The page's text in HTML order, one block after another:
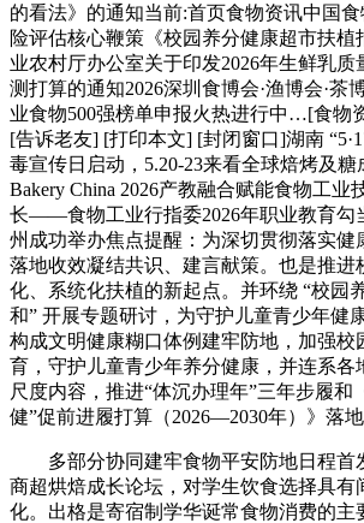
的看法》的通知当前:首页食物资讯中国
险评估核心鞭策《校园养分健康超市扶植
业农村厅办公室关于印发2026年生鲜乳
测打算的通知2026深圳食博会·渔博会·茶
业食物500强榜单申报火热进行中…[食物
[告诉老友] [打印本文] [封闭窗口]湖南
毒宣传日启动，5.20-23来看全球焙烤及糖
Bakery China 2026产教融合赋能食物工业
长——食物工业行指委2026年职业教育勾
州成功举办焦点提醒：为深切贯彻落实健
落地收效凝结共识、建言献策。也是推进
化、系统化扶植的新起点。并环绕 “校园
和” 开展专题研讨，为守护儿童青少年健
构成文明健康糊口体例建牢防地，加强校
育，守护儿童青少年养分健康，并连系各
尺度内容，推进“体沉办理年”三年步履和
健”促前进履打算（2026—2030年）》落地
多部分协同建牢食物平安防地日程首
商超烘焙成长论坛，对学生饮食选择具有
化。出格是寄宿制学华诞常食物消费的主